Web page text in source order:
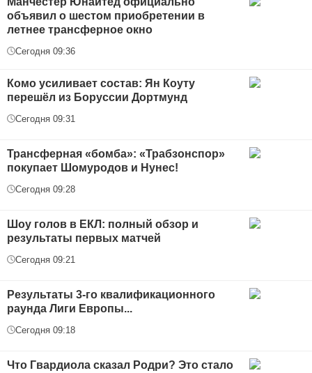
объявил о шестом приобретении в
летнее трансферное окно
Сегодня 09:36
Комо усиливает состав: Ян Коуту
перешёл из Боруссии Дортмунд
Сегодня 09:31
Трансферная «бомба»: «Трабзонспор»
покупает Шомуродов и Нунес!
Сегодня 09:28
Шоу голов в ЕКЛ: полный обзор и
результаты первых матчей
Сегодня 09:21
Результаты 3-го квалификационного
раунда Лиги Европы...
Сегодня 09:18
Что Гвардиола сказал Родри? Это стало